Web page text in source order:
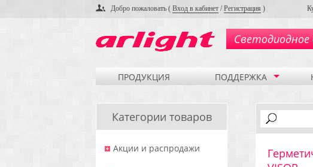
Добро пожаловать ( Вход в кабинет /Регистрация )
Светодиодное
ПРОДУКЦИЯ ПОДДЕРЖКА
Категории товаров
Акции и распродажи